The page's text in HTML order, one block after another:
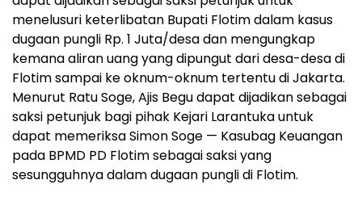
menelusuri keterlibatan Bupati Flotim dalam kasus
dugaan pungli Rp. 1 Juta/desa dan mengungkap
kemana aliran uang yang dipungut dari desa-desa di
Flotim sampai ke oknum-oknum tertentu di Jakarta.
Menurut Ratu Soge, Ajis Begu dapat dijadikan sebagai
saksi petunjuk bagi pihak Kejari Larantuka untuk
dapat memeriksa Simon Soge — Kasubag Keuangan
pada BPMD PD Flotim sebagai saksi yang
sesungguhnya dalam dugaan pungli di Flotim.